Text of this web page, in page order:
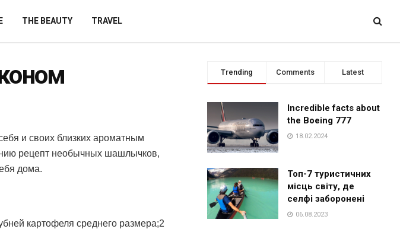
THE BEAUTY TRAVEL
и своих близких ароматным
рецепт необычных шашлычков,
дома.
картофеля среднего размера;2
Trending Comments Latest
Incredible facts about
the Boeing 777
18.02.2024
Топ-7 туристичних
місць світу, де
селфі заборонені
06.08.2023